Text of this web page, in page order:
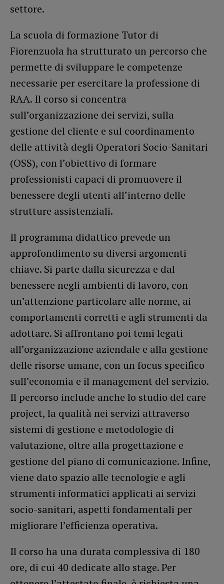
settore.
La scuola di formazione Tutor di
Fiorenzuola ha strutturato un percorso che
permette di sviluppare le competenze
necessarie per esercitare la professione di
RAA. Il corso si concentra
sull’organizzazione dei servizi, sulla
gestione del cliente e sul coordinamento
delle attività degli Operatori Socio-Sanitari
(OSS), con l’obiettivo di formare
professionisti capaci di promuovere il
benessere degli utenti all’interno delle
strutture assistenziali.
Il programma didattico prevede un
approfondimento su diversi argomenti
chiave. Si parte dalla sicurezza e dal
benessere negli ambienti di lavoro, con
un’attenzione particolare alle norme, ai
comportamenti corretti e agli strumenti da
adottare. Si affrontano poi temi legati
all’organizzazione aziendale e alla gestione
delle risorse umane, con un focus specifico
sull’economia e il management del servizio.
Il percorso include anche lo studio del care
project, la qualità nei servizi attraverso
sistemi di gestione e metodologie di
valutazione, oltre alla progettazione e
gestione del piano di comunicazione. Infine,
viene dato spazio alle tecnologie e agli
strumenti informatici applicati ai servizi
socio-sanitari, aspetti fondamentali per
migliorare l’efficienza operativa.
Il corso ha una durata complessiva di 180
ore, di cui 40 dedicate allo stage. Per